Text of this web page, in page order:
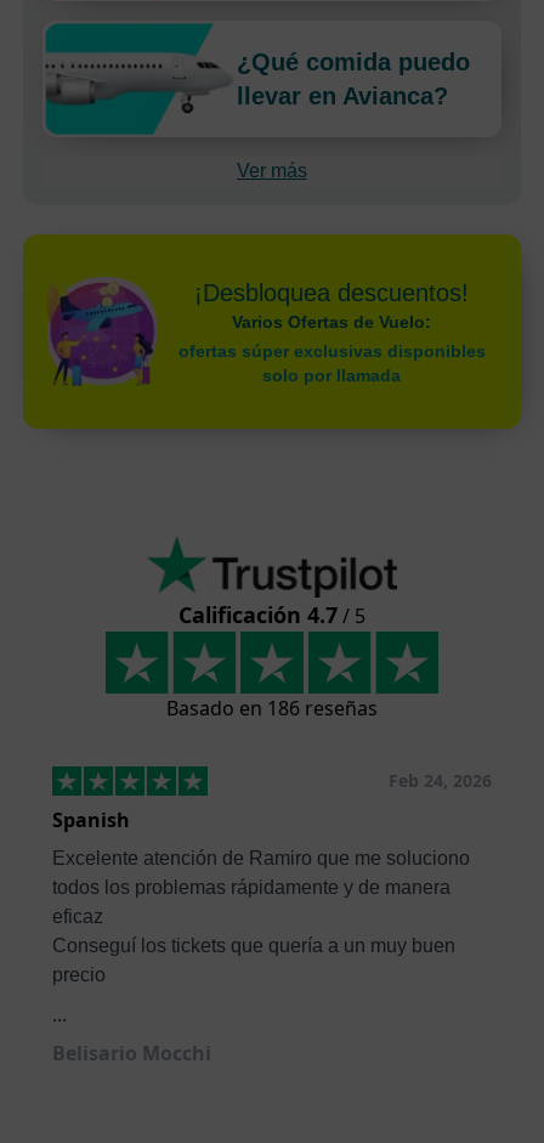
¿Qué comida puedo
llevar en Avianca?
Ver más
¡Desbloquea descuentos!
Varios Ofertas de Vuelo:
ofertas súper exclusivas disponibles
solo por llamada
Calificación 4.7/ 5
Basado en 186 reseñas
Feb 24, 2026
Spanish
Excelente atención de Ramiro que me soluciono
todos los problemas rápidamente y de manera
eficaz
Conseguí los tickets que quería a un muy buen
precio
...
Belisario Mocchi